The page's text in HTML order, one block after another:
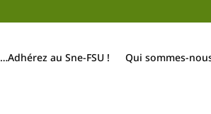
…Adhérez au Sne-FSU ! Qui sommes-